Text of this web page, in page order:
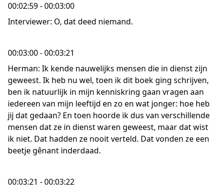
00:02:59 - 00:03:00
Interviewer: O, dat deed niemand.
00:03:00 - 00:03:21
Herman: Ik kende nauwelijks mensen die in dienst zijn
geweest. Ik heb nu wel, toen ik dit boek ging schrijven,
ben ik natuurlijk in mijn kenniskring gaan vragen aan
iedereen van mijn leeftijd en zo en wat jonger: hoe heb
jij dat gedaan? En toen hoorde ik dus van verschillende
mensen dat ze in dienst waren geweest, maar dat wist
ik niet. Dat hadden ze nooit verteld. Dat vonden ze een
beetje gênant inderdaad.
00:03:21 - 00:03:22